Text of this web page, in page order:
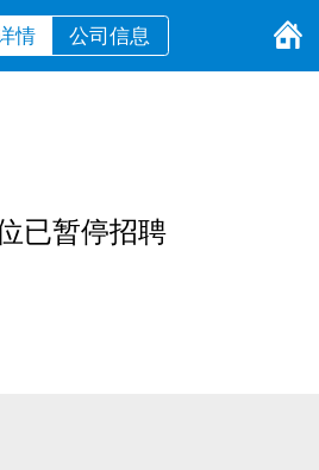
情 公司信息
已暂停招聘